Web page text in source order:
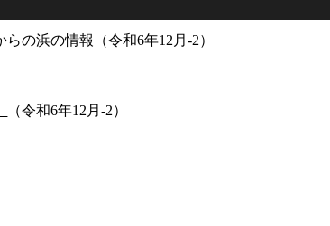
の浜の情報（令和6年12月-2）
（令和6年12月-2）